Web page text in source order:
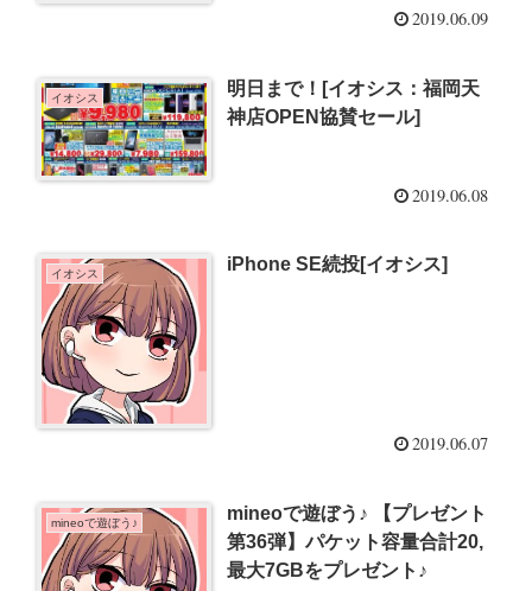
2019.06.09
イオシス
明日まで！[イオシス：福岡天
神店OPEN協賛セール]
2019.06.08
イオシス iPhone SE続投[イオシス]
2019.06.07
mineoで遊ぼう♪
mineoで遊ぼう♪ 【プレゼント
第36弾】パケット容量合計20,
最大7GBをプレゼント♪